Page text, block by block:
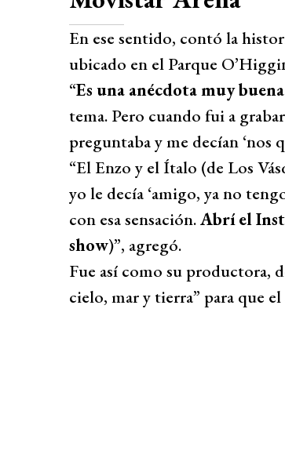
En ese sentido, contó la
ubicado en el Parque
“Es una anécdota muy buena
tema. Pero cuando fui a
preguntaba y me decían ‘nos
“El Enzo y el Ítalo (de Los
yo le decía ‘amigo, ya no
con esa sensación.Abrí el
show)”, agregó.
Fue así como su productora,
cielo, mar y tierra” para que